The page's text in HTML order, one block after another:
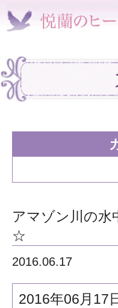
アマゾン川の水
☆
2016.06.17
2016年06月17